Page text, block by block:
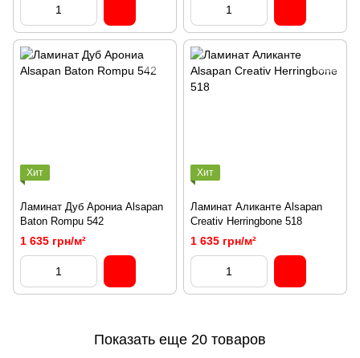
Хит
Ламинат Дуб Арониа Alsapan
Baton Rompu 542
1 635 грн/м²
Хит
Ламинат Аликанте Alsapan
Creativ Herringbone 518
1 635 грн/м²
Показать еще 20 товаров